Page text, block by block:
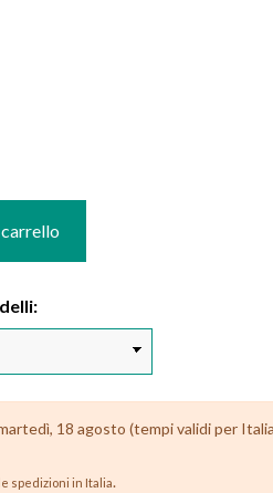
18 agosto (tempi validi per
spedizioni in Italia.